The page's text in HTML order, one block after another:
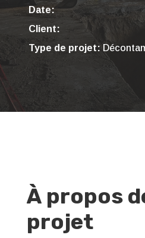
Date:
Client:
Type de projet:
À propos
projet